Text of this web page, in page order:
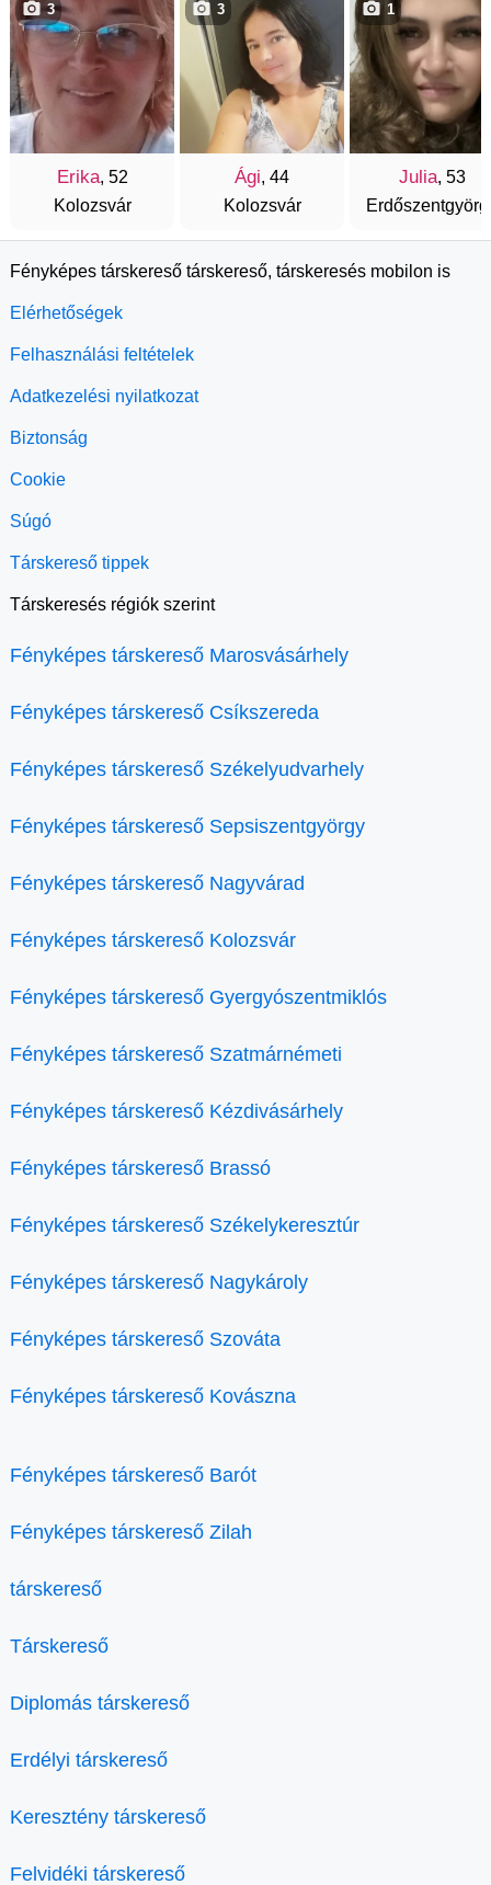
Erika, 52
Kolozsvár
3
Ági, 44
Kolozsvár
3
Julia, 53
1
Fényképes társkereső társkereső, társkeresés mobilon is
Elérhetőségek
Felhasználási feltételek
Adatkezelési nyilatkozat
Biztonság
Cookie
Súgó
Társkereső tippek
Társkeresés régiók szerint
Fényképes társkereső Marosvásárhely
Fényképes társkereső Csíkszereda
Fényképes társkereső Székelyudvarhely
Fényképes társkereső Sepsiszentgyörgy
Fényképes társkereső Nagyvárad
Fényképes társkereső Kolozsvár
Fényképes társkereső Gyergyószentmiklós
Fényképes társkereső Szatmárnémeti
Fényképes társkereső Kézdivásárhely
Fényképes társkereső Brassó
Fényképes társkereső Székelykeresztúr
Fényképes társkereső Nagykároly
Fényképes társkereső Szováta
Fényképes társkereső Kovászna
Fényképes társkereső Barót
Fényképes társkereső Zilah
társkereső
Társkereső
Diplomás társkereső
Erdélyi társkereső
Keresztény társkereső
Felvidéki társkereső